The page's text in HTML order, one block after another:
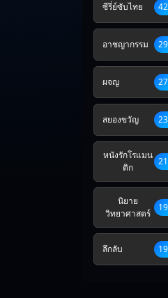
ซีรี่ย์ซับไทย
อาชญากรรม
ผจญ
สยองขวัญ
หนังรักโรแมน
ติก
นิยาย
วิทยาศาสตร์
ลึกลับ